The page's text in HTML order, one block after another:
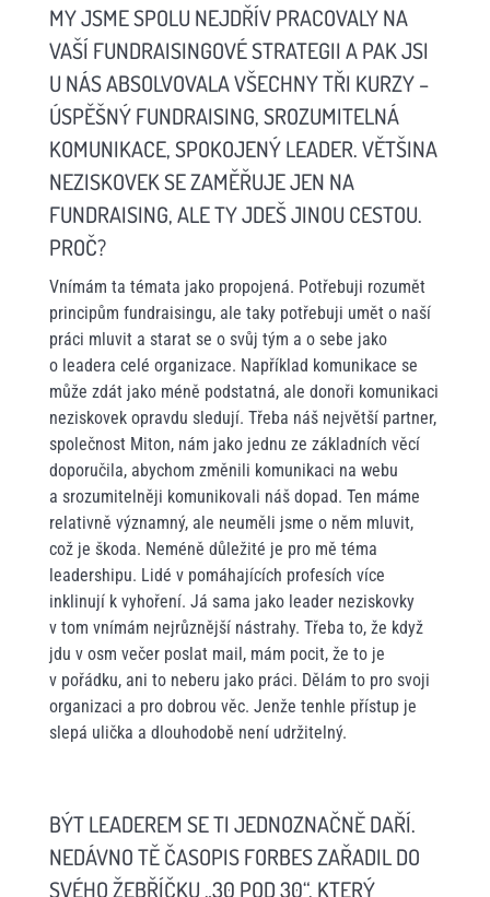
MY JSME SPOLU NEJDŘÍV PRACOVALY NA
VAŠÍ FUNDRAISINGOVÉ STRATEGII A PAK JSI
U NÁS ABSOLVOVALA VŠECHNY TŘI KURZY –
ÚSPĚŠNÝ FUNDRAISING, SROZUMITELNÁ
KOMUNIKACE, SPOKOJENÝ LEADER. VĚTŠINA
NEZISKOVEK SE ZAMĚŘUJE JEN NA
FUNDRAISING, ALE TY JDEŠ JINOU CESTOU.
PROČ?
Vnímám ta témata jako propojená. Potřebuji rozumět
principům fundraisingu, ale taky potřebuji umět o naší
práci mluvit a starat se o svůj tým a o sebe jako
o leadera celé organizace. Například komunikace se
může zdát jako méně podstatná, ale donoři komunikaci
neziskovek opravdu sledují. Třeba náš největší partner,
společnost Miton, nám jako jednu ze základních věcí
doporučila, abychom změnili komunikaci na webu
a srozumitelněji komunikovali náš dopad. Ten máme
relativně významný, ale neuměli jsme o něm mluvit,
což je škoda. Neméně důležité je pro mě téma
leadershipu. Lidé v pomáhajících profesích více
inklinují k vyhoření. Já sama jako leader neziskovky
v tom vnímám nejrůznější nástrahy. Třeba to, že když
jdu v osm večer poslat mail, mám pocit, že to je
v pořádku, ani to neberu jako práci. Dělám to pro svoji
organizaci a pro dobrou věc. Jenže tenhle přístup je
slepá ulička a dlouhodobě není udržitelný.
BÝT LEADEREM SE TI JEDNOZNAČNĚ DAŘÍ.
NEDÁVNO TĚ ČASOPIS FORBES ZAŘADIL DO
SVÉHO ŽEBŘÍČKU „30 POD 30“, KTERÝ